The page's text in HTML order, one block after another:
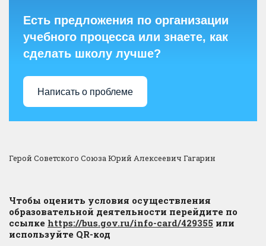
Есть предложения по организации
учебного процесса или знаете, как
сделать школу лучше?
Написать о проблеме
Герой Советского Союза Юрий Алексеевич Гагарин
Чтобы оценить условия осуществления
образовательной деятельности перейдите по
ссылке https://bus.gov.ru/info-card/429355 или
используйте QR-код